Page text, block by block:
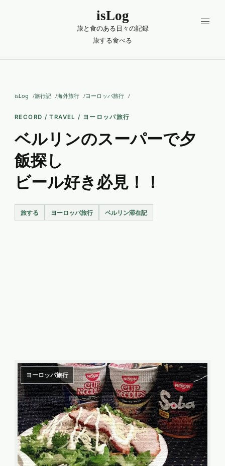
isLog
旅と食のある日々の記録
旅する食べる
isLog 旅行記 海外旅行 ヨーロッパ旅行
RECORD / TRAVEL / ヨーロッパ旅行
ベルリンのスーパーで夕
飯探し
ビール好き必見！！
旅する ヨーロッパ旅行 ベルリン滞在記
ヨーロッパ旅行